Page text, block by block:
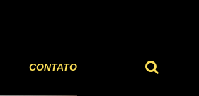
CONTATO